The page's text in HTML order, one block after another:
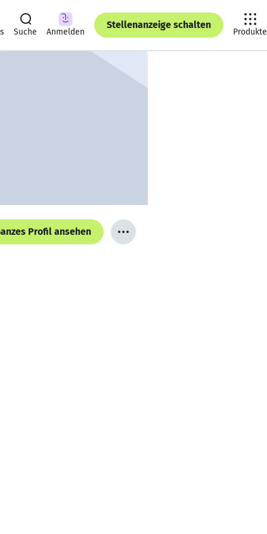
Suche Anmelden
Stellenanzeige schalten
Produkte
Profil ansehen